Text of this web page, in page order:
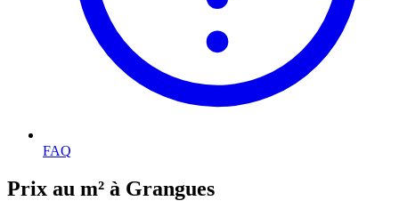
FAQ
Prix au m² à Grangues